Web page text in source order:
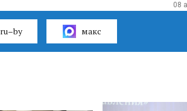
08
ru–by макс